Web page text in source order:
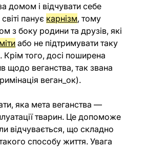
домом і відчувати себе
панує карнізм, тому
з боку родини та друзів, які
або не підтримувати таку
Крім того, досі поширена
щодо веганства, так звана
веган_ок).
яка мета веганства —
тварин. Це допоможе
відчувається, що складно
способу життя. Увага